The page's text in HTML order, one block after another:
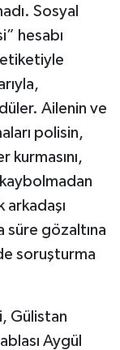
Sosyal
hesabı
Ailenin ve
polisin,
kurmasını,
süre gözaltına
soruşturma
Gülistan
Aygül